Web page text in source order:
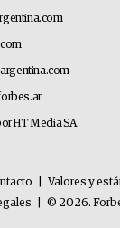
HT Media SA.
Valores y
© 2026.